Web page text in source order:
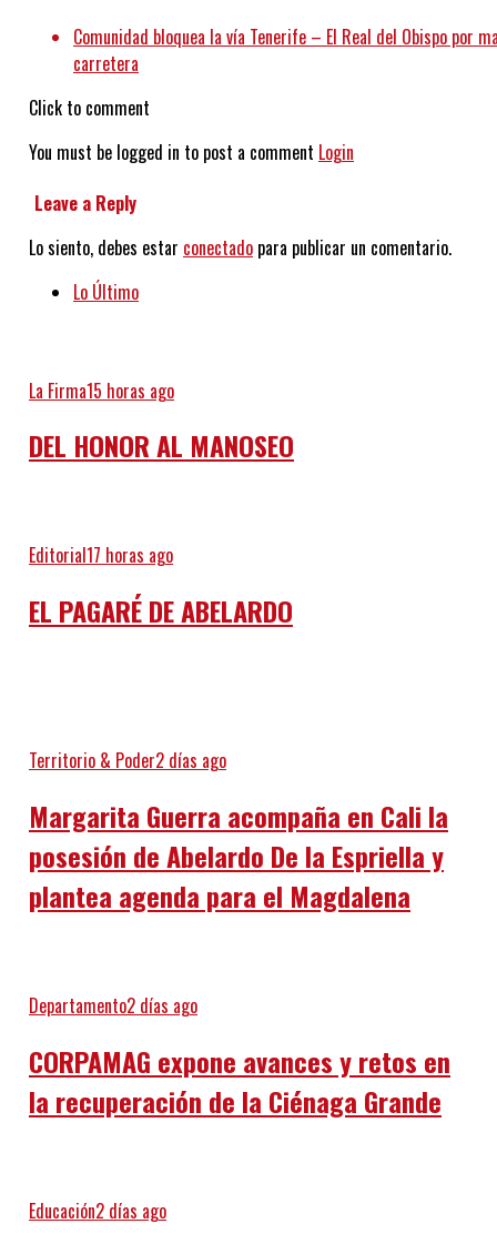
Comunidad bloquea la vía Tenerife – El Real del Obispo por
carretera
Click to comment
You must be logged in to post a comment Login
Leave a Reply
Lo siento, debes estar conectadopara publicar un comentario.
Lo Último
La Firma15 horas ago
DEL HONOR AL MANOSEO
Editorial17 horas ago
EL PAGARÉ DE ABELARDO
Territorio & Poder2 días ago
Margarita Guerra acompaña en Cali la
posesión de Abelardo De la Espriella y
plantea agenda para el Magdalena
Departamento2 días ago
CORPAMAG expone avances y retos en
la recuperación de la Ciénaga Grande
Educación2 días ago